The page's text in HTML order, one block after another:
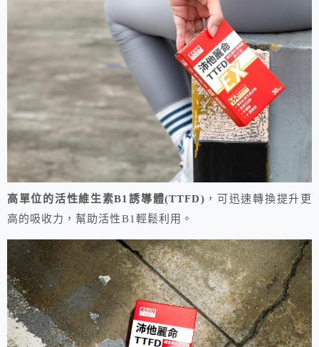
高單位的活性維生素B1誘導體(TTFD) ，可迅速轉換提升更
高的吸收力，幫助活性B1輕鬆利用。